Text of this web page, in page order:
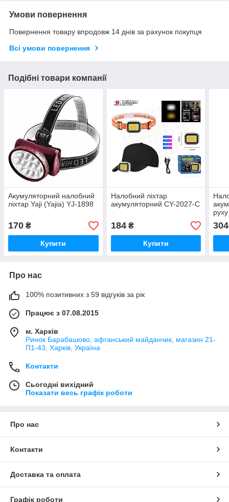
Умови повернення
Повернення товару впродовж 14 днів за рахунок покупця
Всі умови повернення
Подібні товари компанії
Акумуляторний налобний
ліхтар Yaji (Yajia) YJ-1898
170 ₴
Купити
Налобний ліхтар
акумуляторний CY-2027-C
184₴
Купити
304
Про нас
100% позитивних з 59 відгуків за рік
Працює з 07.08.2015
м. Харків
Ринок Барабашово, афганський майданчик, магазин 21-
П1-43, Харків, Україна
Контакти
Сьогодні вихідний
Показати весь графік роботи
Про нас
Контакти
Доставка та оплата
Графік роботи